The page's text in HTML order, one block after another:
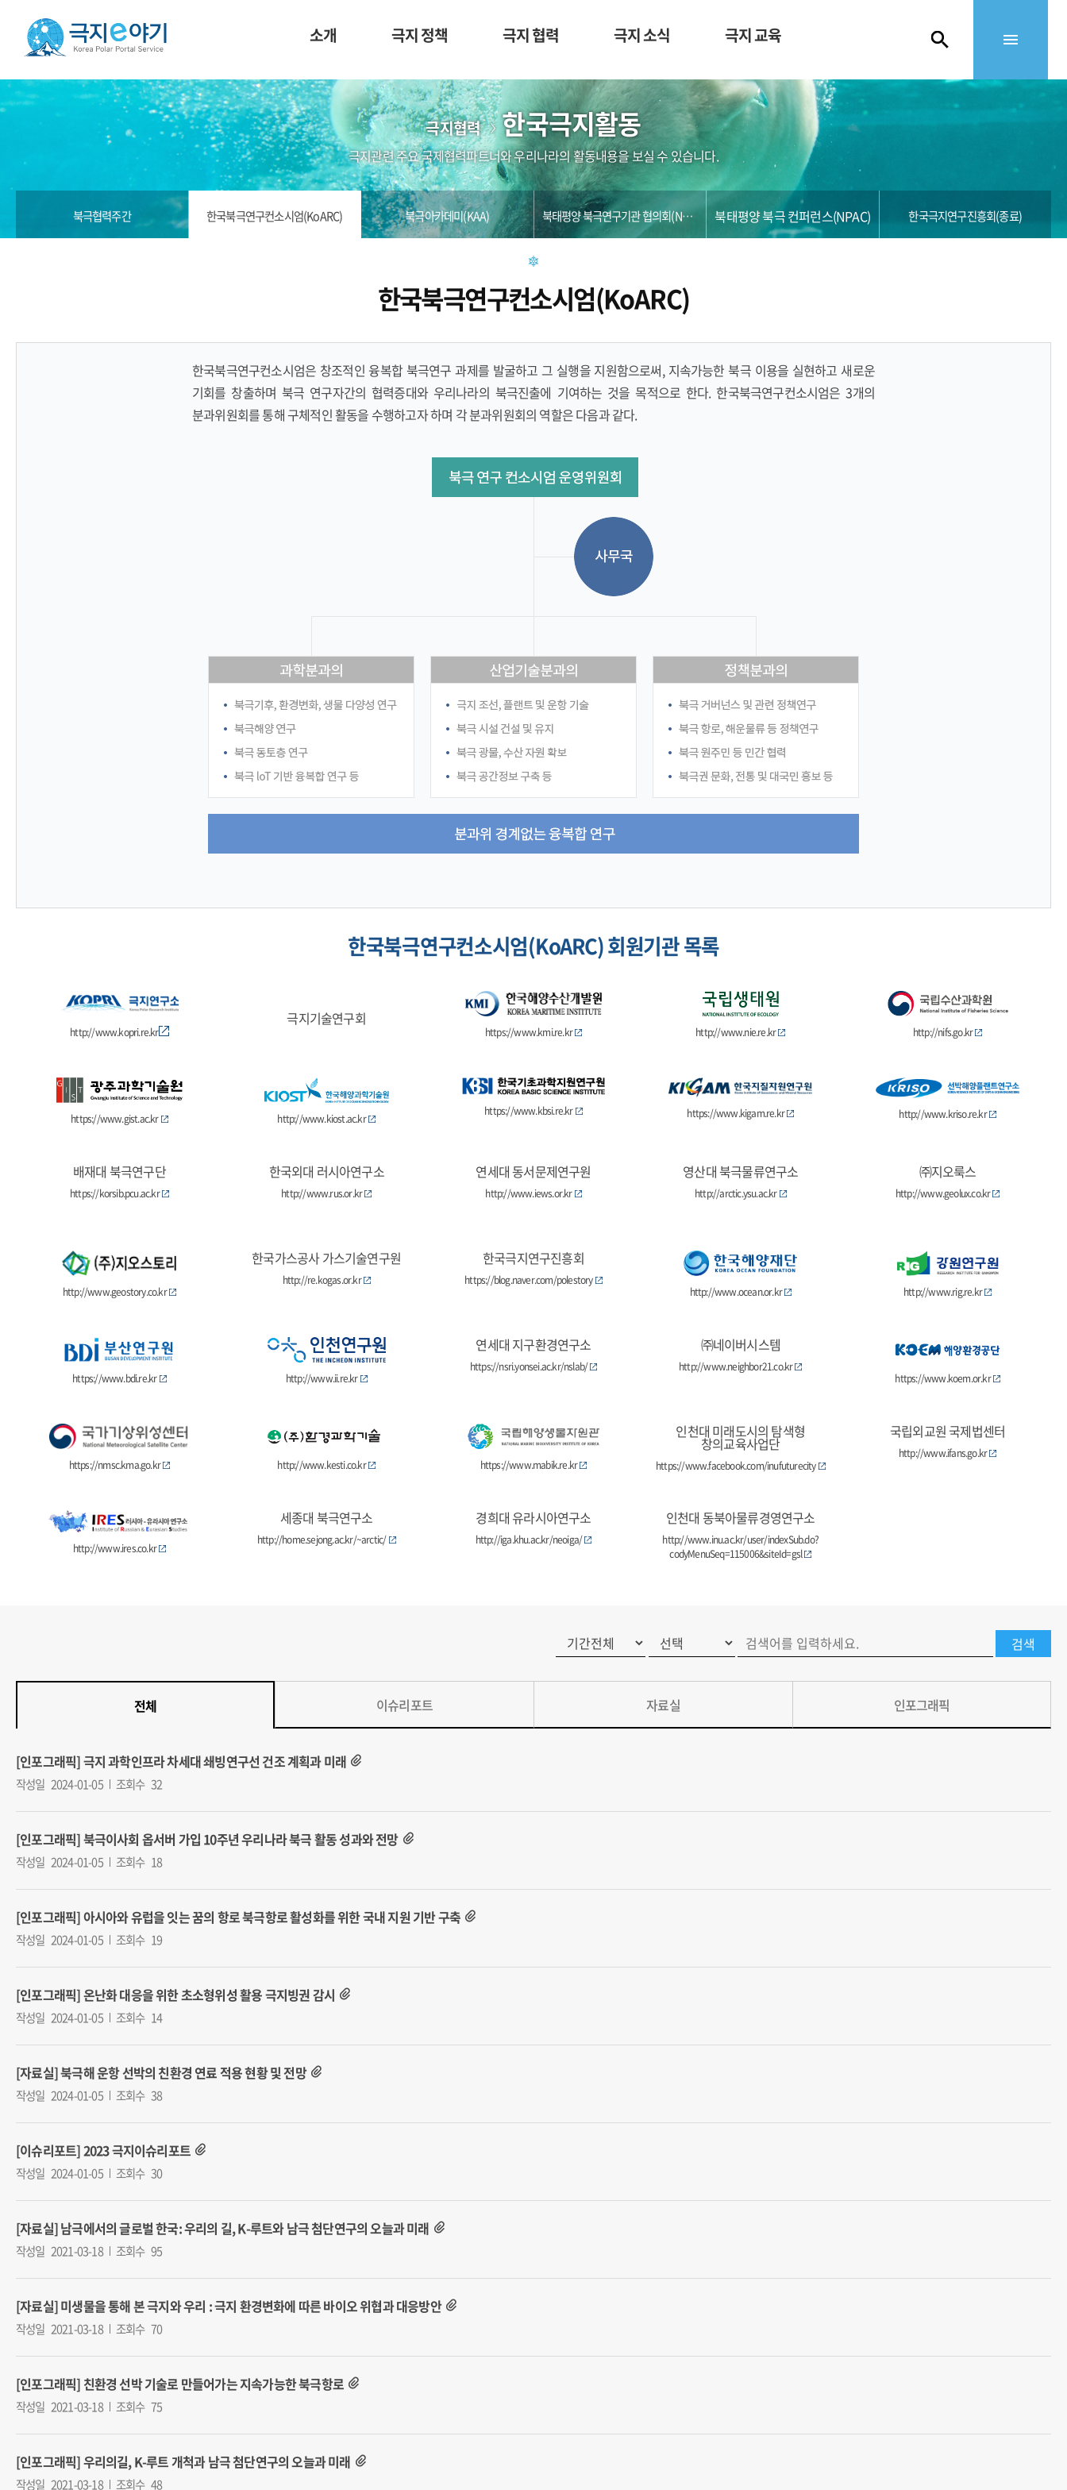
소개 극지 정책 극지 협력 극지 소식 극지 교육
극지협력 한국극지활동
극지관련 주요 국제협력파트너와 우리나라의 활동내용을 보실 수 있습니다.
북극협력주간 한국북극연구컨소시엄(KoARC) 북극아카데미(KAA) 북태평양 북극연구기관 협의회(NPARC) 북태평양 북극 컨퍼런스(NPAC) 한국극지연구진흥회(종료)
한국북극연구컨소시엄(KoARC)
한국북극연구컨소시엄은 창조적인 융복합 북극연구 과제를 발굴하고 그 실행을 지원함으로써, 지속가능한 북극 이용을 실현하고 새로운
기회를 창출하며 북극 연구자간의 협력증대와 우리나라의 북극진출에 기여하는 것을 목적으로 한다. 한국북극연구컨소시엄은 3개의
분과위원회를 통해 구체적인 활동을 수행하고자 하며 각 분과위원회의 역할은 다음과 같다.
한국북극연구컨소시엄(KoARC) 회원기관 목록
http://www.kopri.re.kr
극지기술연구회
https://www.kmi.re.kr http://www.nie.re.kr http://nifs.go.kr
https://www.gist.ac.kr http://www.kiost.ac.kr
https://www.kbsi.re.kr https://www.kigam.re.kr http://www.kriso.re.kr
배재대 북극연구단
https://korsib.pcu.ac.kr
한국외대 러시아연구소
http://www.rus.or.kr
연세대 동서문제연구원
http://www.iews.or.kr
영산대 북극물류연구소
http://arctic.ysu.ac.kr
㈜지오룩스
http://www.geolux.co.kr
http://www.geostory.co.kr
한국가스공사 가스기술연구원
http://re.kogas.or.kr
한국극지연구진흥회
https://blog.naver.com/polestory
http://www.ocean.or.kr
http://www.rig.re.kr
https://www.bdi.re.kr http://www.ii.re.kr
연세대 지구환경연구소
https://nsri.yonsei.ac.kr/nslab/
㈜네이버시스템
http://www.neighbor21.co.kr
https://www.koem.or.kr
https://nmsc.kma.go.kr http://www.kesti.co.kr https://www.mabik.re.kr
인천대 미래도시의 탐색형
창의교육사업단
https://www.facebook.com/inufuturecity
국립외교원 국제법센터
http://www.ifans.go.kr
http://www.ires.co.kr
세종대 북극연구소
http://home.sejong.ac.kr/~arctic/
경희대 유라시아연구소
http://iga.khu.ac.kr/neoiga/
인천대 동북아물류경영연구소
http://www.inu.ac.kr/user/indexSub.do?
codyMenuSeq=115006&siteId=gsl
전체 이슈리포트 자료실 인포그래픽
[인포그래픽] 극지 과학인프라 차세대 쇄빙연구선 건조 계획과 미래
작성일 2024-01-05 조회수 32
[인포그래픽] 북극이사회 옵서버 가입 10주년 우리나라 북극 활동 성과와 전망
작성일 2024-01-05 조회수 18
[인포그래픽] 아시아와 유럽을 잇는 꿈의 항로 북극항로 활성화를 위한 국내 지원 기반 구축
작성일 2024-01-05 조회수 19
[인포그래픽] 온난화 대응을 위한 초소형위성 활용 극지빙권 감시
작성일 2024-01-05 조회수 14
[자료실] 북극해 운항 선박의 친환경 연료 적용 현황 및 전망
작성일 2024-01-05 조회수 38
[이슈리포트] 2023 극지이슈리포트
작성일 2024-01-05 조회수 30
[자료실] 남극에서의 글로벌 한국: 우리의 길, K-루트와 남극 첨단연구의 오늘과 미래
작성일 2021-03-18 조회수 95
[자료실] 미생물을 통해 본 극지와 우리 : 극지 환경변화에 따른 바이오 위협과 대응방안
작성일 2021-03-18 조회수 70
[인포그래픽] 친환경 선박 기술로 만들어가는 지속가능한 북극항로
작성일 2021-03-18 조회수 75
[인포그래픽] 우리의길, K-루트 개척과 남극 첨단연구의 오늘과 미래
작성일 2021-03-18 조회수 48